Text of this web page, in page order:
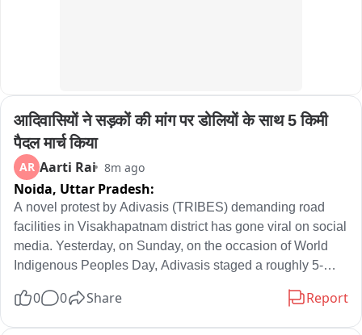
आदिवासियों ने सड़कों की मांग पर डोलियों के साथ 5 किमी
पैदल मार्च किया
AR Aarti Rai 8m ago
Noida, Uttar Pradesh:
A novel protest by Adivasis (TRIBES) demanding road
facilities in Visakhapatnam district has gone viral on social
media. Yesterday, on Sunday, on the occasion of World
Indigenous Peoples Day, Adivasis staged a roughly 5-
demand that the government resolve their problems.
0 0 Share Report